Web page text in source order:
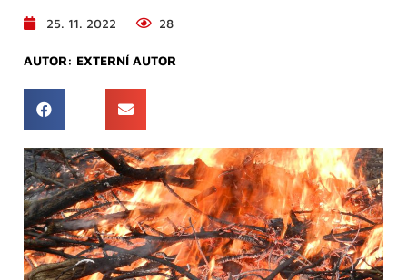
25. 11. 2022 28
AUTOR: EXTERNÍ AUTOR